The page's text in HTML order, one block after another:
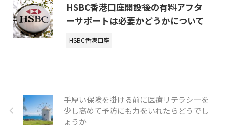
HSBC香港口座開設後の有料アフタ
ーサポートは必要かどうかについて
HSBC香港口座
手厚い保険を掛ける前に医療リテラシーを
少し高めて予防にも力をいれたらどうでし
ょうか